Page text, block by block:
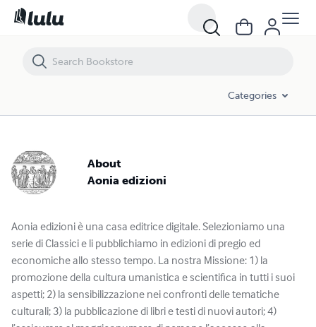
Categories
About
Aonia edizioni
Aonia edizioni è una casa editrice digitale. Selezioniamo una
serie di Classici e li pubblichiamo in edizioni di pregio ed
economiche allo stesso tempo. La nostra Missione: 1) la
promozione della cultura umanistica e scientifica in tutti i suoi
aspetti; 2) la sensibilizzazione nei confronti delle tematiche
culturali; 3) la pubblicazione di libri e testi di nuovi autori; 4)
Aonia edizioni - Books and Publications Spotlight | Lulu